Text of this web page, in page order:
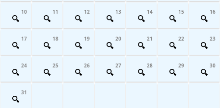
10 11 12 13 14 15 16
17 18 19 20 21 22 23
24 25 26 27 28 29 30
31